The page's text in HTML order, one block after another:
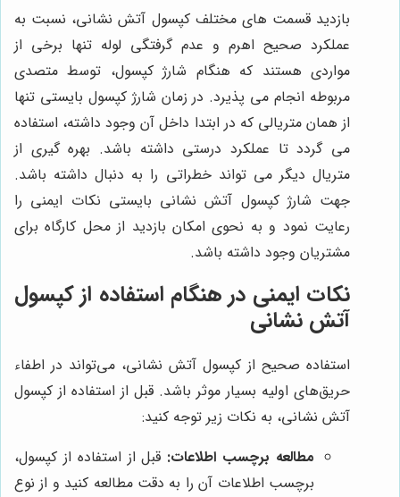
بازدید قسمت های مختلف کپسول آتش نشانی، نسبت به
عملکرد صحیح اهرم و عدم گرفتگی لوله تنها برخی از
مواردی هستند که هنگام شارژ کپسول، توسط متصدی
مربوطه انجام می پذیرد. در زمان شارژ کپسول بایستی تنها
از همان متریالی که در ابتدا داخل آن وجود داشته، استفاده
می گردد تا عملکرد درستی داشته باشد. بهره گیری از
متریال دیگر می تواند خطراتی را به دنبال داشته باشد.
جهت شارژ کپسول آتش نشانی بایستی نکات ایمنی را
رعایت نمود و به نحوی امکان بازدید از محل کارگاه برای
مشتریان وجود داشته باشد.
نکات ایمنی در هنگام استفاده از کپسول
آتش نشانی
استفاده صحیح از کپسول آتش نشانی، می‌تواند در اطفاء
حریق‌های اولیه بسیار موثر باشد. قبل از استفاده از کپسول
آتش نشانی، به نکات زیر توجه کنید:
مطالعه برچسب اطلاعات: قبل از استفاده از کپسول،
برچسب اطلاعات آن را به دقت مطالعه کنید و از نوع